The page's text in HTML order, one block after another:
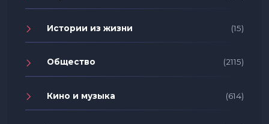
Истории из жизни (15)
Общество (2115)
Кино и музыка (614)